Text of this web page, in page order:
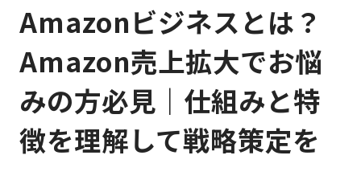
Amazonビジネスとは？
Amazon売上拡大でお悩
みの方必見｜仕組みと特
徴を理解して戦略策定を